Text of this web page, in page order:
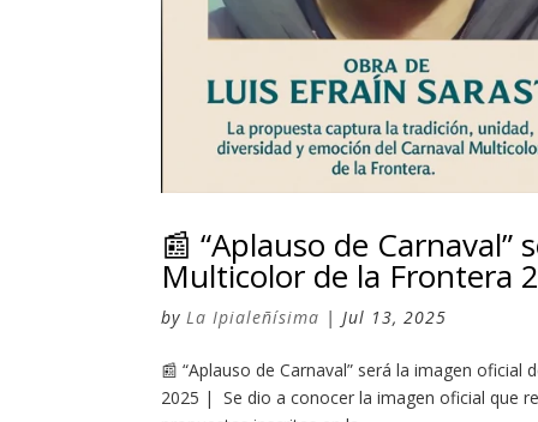
📰 “Aplauso de
Multicolor de la Frontera
by La Ipialeñísima | Jul 13, 2025
📰 “Aplauso de Carnaval” será la imagen
2025 | Se dio a conocer la imagen oficial que